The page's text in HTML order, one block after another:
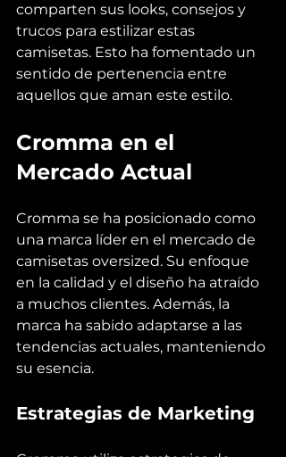
comparten sus looks, consejos y
trucos para estilizar estas
camisetas. Esto ha fomentado un
sentido de pertenencia entre
aquellos que aman este estilo.
Cromma en el
Mercado Actual
Cromma se ha posicionado como
una marca líder en el mercado de
camisetas oversized. Su enfoque
en la calidad y el diseño ha atraído
a muchos clientes. Además, la
marca ha sabido adaptarse a las
tendencias actuales, manteniendo
su esencia.
Estrategias de Marketing